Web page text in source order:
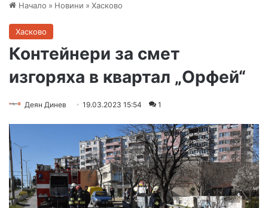
Начало » Новини » Хасково
Хасково
Контейнери за смет
изгоряха в квартал „Орфей“
Деян Динев 19.03.2023 15:54 1